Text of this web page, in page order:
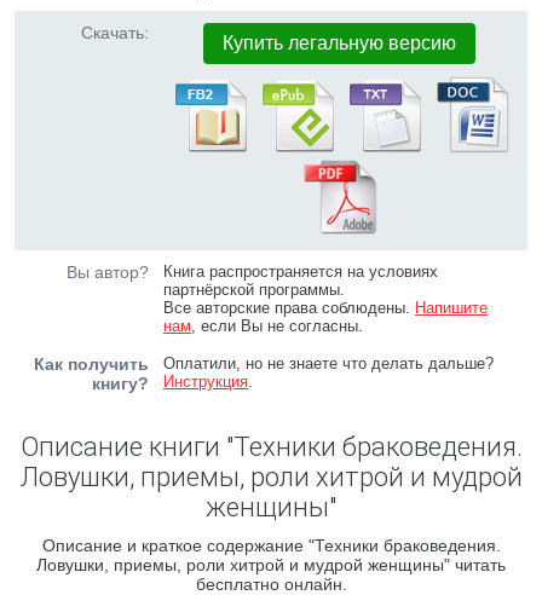
Скачать: Купить легальную версию
Вы автор?
Книга распространяется на условиях
партнёрской программы.
Все авторские права соблюдены. Напишите
нам, если Вы не согласны.
Как получить
книгу?
Оплатили, но не знаете что делать дальше?
Инструкция.
Описание книги "Техники браковедения.
Ловушки, приемы, роли хитрой и мудрой
женщины"
Описание и краткое содержание "Техники браковедения.
Ловушки, приемы, роли хитрой и мудрой женщины" читать
бесплатно онлайн.